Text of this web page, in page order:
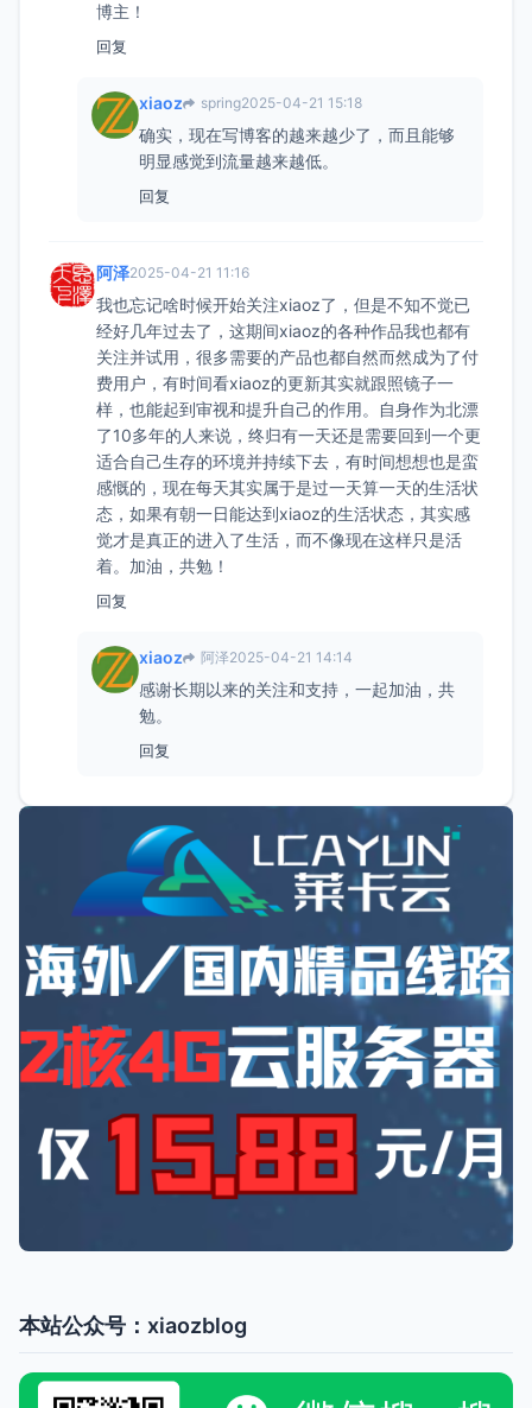
博主！
回复
xiaoz spring2025-04-21 15:18
确实，现在写博客的越来越少了，而且能够
明显感觉到流量越来越低。
回复
阿泽2025-04-21 11:16
我也忘记啥时候开始关注xiaoz了，但是不知不觉已
经好几年过去了，这期间xiaoz的各种作品我也都有
关注并试用，很多需要的产品也都自然而然成为了付
费用户，有时间看xiaoz的更新其实就跟照镜子一
样，也能起到审视和提升自己的作用。自身作为北漂
了10多年的人来说，终归有一天还是需要回到一个更
适合自己生存的环境并持续下去，有时间想想也是蛮
感慨的，现在每天其实属于是过一天算一天的生活状
态，如果有朝一日能达到xiaoz的生活状态，其实感
觉才是真正的进入了生活，而不像现在这样只是活
着。加油，共勉！
回复
xiaoz 阿泽2025-04-21 14:14
感谢长期以来的关注和支持，一起加油，共
勉。
回复
本站公众号：xiaozblog